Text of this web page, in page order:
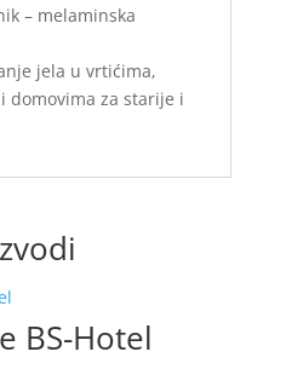
– melaminska
jela u vrtićima,
domovima za starije i
BS-Hotel